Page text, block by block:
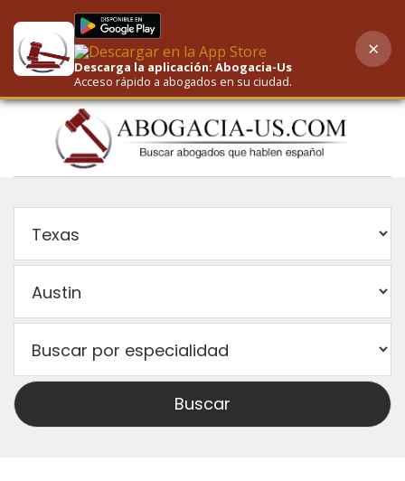
AI-Powered Search
Descarga la aplicación: Abogacia-Us
Acceso rápido a abogados en su ciudad.
×